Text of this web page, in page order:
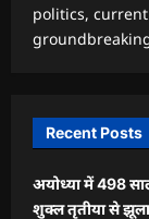
politics,
Recent Posts
अयोध्या में 498
शुक्ल तृतीया से